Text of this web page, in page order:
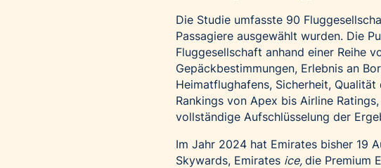
Die Studie umfasste 90
Passagiere ausgewählt wurden. Die
Fluggesellschaft anhand einer Reihe
Gepäckbestimmungen, Erlebnis an
Heimatflughafens, Sicherheit,
Rankings von Apex bis Airline
vollständige Aufschlüsselung der
Im Jahr 2024 hat Emirates bisher 19
Skywards, Emirates ice, die Premium